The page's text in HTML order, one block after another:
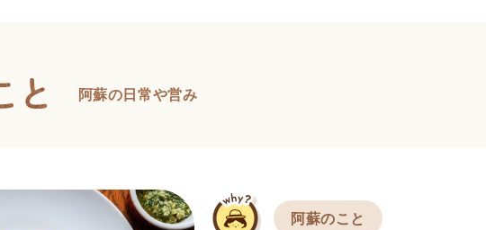
阿蘇の日常や営み
阿蘇のこと